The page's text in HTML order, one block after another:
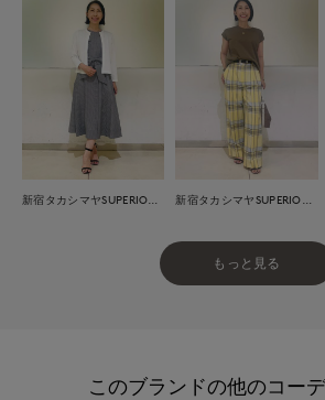
もっと見る
このブランドの他のコー